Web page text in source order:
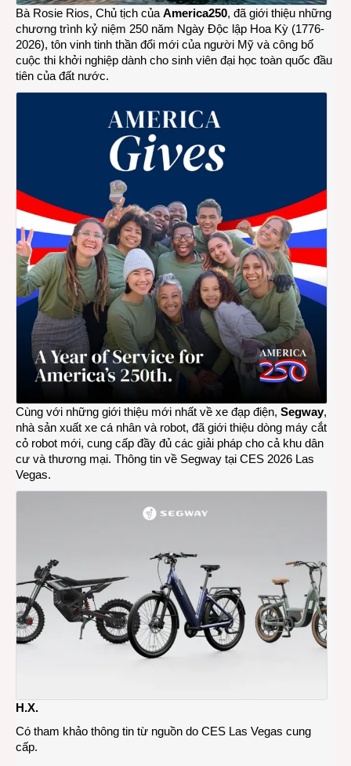
Bà Rosie Rios, Chủ tịch của America250, đã giới thiệu những
chương trình kỷ niệm 250 năm Ngày Độc lập Hoa Kỳ (1776-
2026), tôn vinh tinh thần đổi mới của người Mỹ và công bố
cuộc thi khởi nghiệp dành cho sinh viên đại học toàn quốc đầu
tiên của đất nước.
Cùng với những giới thiệu mới nhất về xe đạp điện, Segway,
nhà sản xuất xe cá nhân và robot, đã giới thiệu dòng máy cắt
cỏ robot mới, cung cấp đầy đủ các giải pháp cho cả khu dân
cư và thương mại. Thông tin về Segway tại CES 2026 Las
Vegas.
H.X.
Có tham khảo thông tin từ nguồn do CES Las Vegas cung
cấp.